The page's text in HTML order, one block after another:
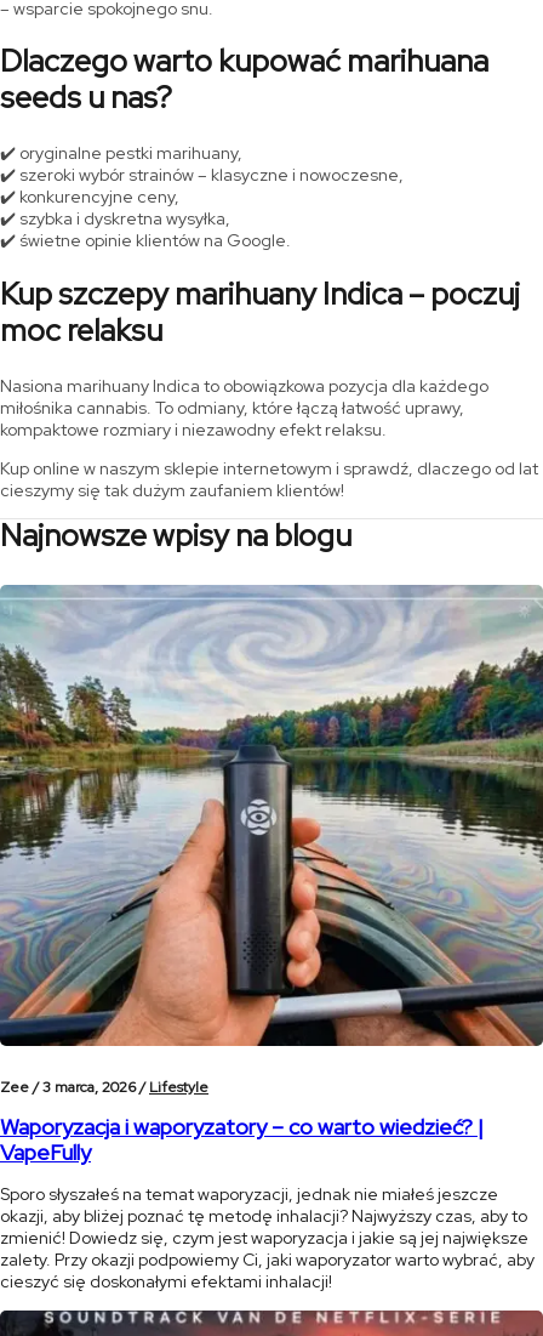
– wsparcie spokojnego snu.
Dlaczego warto kupować marihuana
seeds u nas?
✔️ oryginalne pestki marihuany,
✔️ szeroki wybór strainów – klasyczne i nowoczesne,
✔️ konkurencyjne ceny,
✔️ szybka i dyskretna wysyłka,
✔️ świetne opinie klientów na Google.
Kup szczepy marihuany Indica – poczuj
moc relaksu
Nasiona marihuany Indica to obowiązkowa pozycja dla każdego
miłośnika cannabis. To odmiany, które łączą łatwość uprawy,
kompaktowe rozmiary i niezawodny efekt relaksu.
Kup online w naszym sklepie internetowym i sprawdź, dlaczego od lat
cieszymy się tak dużym zaufaniem klientów!
Najnowsze wpisy na blogu
Zee /3 marca, 2026 /Lifestyle
Waporyzacja i waporyzatory – co warto wiedzieć? |
VapeFully
Sporo słyszałeś na temat waporyzacji, jednak nie miałeś jeszcze
okazji, aby bliżej poznać tę metodę inhalacji? Najwyższy czas, aby to
zmienić! Dowiedz się, czym jest waporyzacja i jakie są jej największe
zalety. Przy okazji podpowiemy Ci, jaki waporyzator warto wybrać, aby
cieszyć się doskonałymi efektami inhalacji!